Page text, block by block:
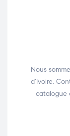
Nous
d’Ivoire.
catalogue